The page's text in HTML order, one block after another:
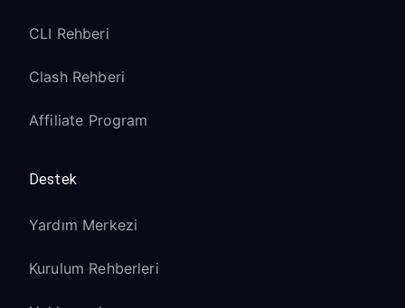
CLI Rehberi
Clash Rehberi
Affiliate Program
Destek
Yardım Merkezi
Kurulum Rehberleri